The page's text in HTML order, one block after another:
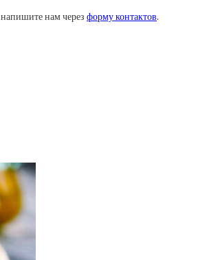
нам через форму контактов.